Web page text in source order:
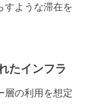
すような滞在を
たインフラ
層の利用を想定